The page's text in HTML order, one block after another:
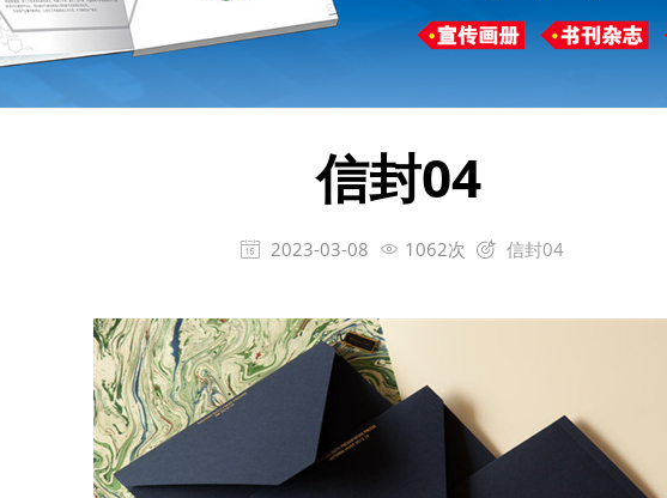
信封04
 2023-03-08  1062次  信封04